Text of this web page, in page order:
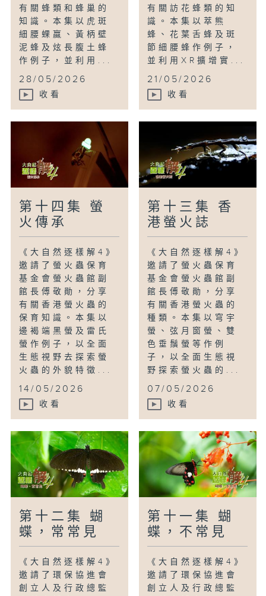
有關蜂類和蜂巢的
知識。本集以虎斑
細腰蜾蠃、黃柄壁
泥蜂及炫長腹土蜂
作例子，並利用...
28/05/2026
收看
有關訪花蜂類的知
識。本集以萃熊
蜂、花葉舌蜂及斑
節細腰蜂作例子，
並利用XR擴增實...
21/05/2026
收看
第十四集 螢
火傳承
《大自然逐樣解4》
邀請了螢火蟲保育
基金會螢火蟲館副
館長傅敬勛，分享
有關香港螢火蟲的
保育知識。本集以
邊褐端黑螢及雷氏
螢作例子，以全面
生態視野去探索螢
火蟲的外貌特徵...
14/05/2026
收看
第十三集 香
港螢火誌
《大自然逐樣解4》
邀請了螢火蟲保育
基金會螢火蟲館副
館長傅敬勛，分享
有關香港螢火蟲的
種類。本集以穹宇
螢、弦月窗螢、雙
色垂鬚螢等作例
子，以全面生態視
野探索螢火蟲的...
07/05/2026
收看
第十二集 蝴
蝶，常常見
《大自然逐樣解4》
邀請了環保協進會
創立人及行政總監
第十一集 蝴
蝶，不常見
《大自然逐樣解4》
邀請了環保協進會
創立人及行政總監